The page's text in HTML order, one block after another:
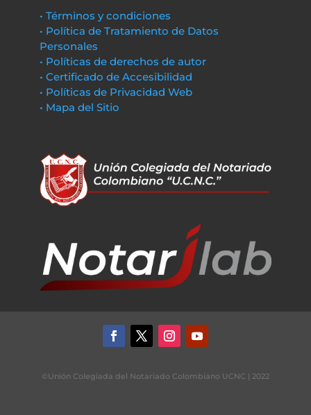
• Términos y condiciones
• Política de Tratamiento de Datos
Personales
• Políticas de derechos de autor
• Certificado de Accesibilidad
• Políticas de Privacidad Web
• Mapa del Sitio
©Unión Colegiada del Notariado Colombiano UCNC | 2022